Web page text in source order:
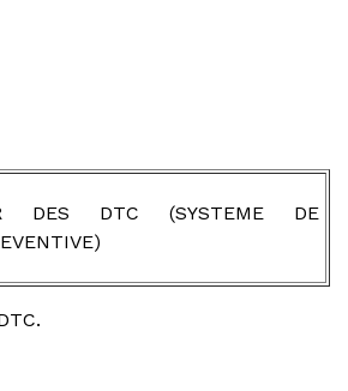
DES DTC (SYSTEME DE